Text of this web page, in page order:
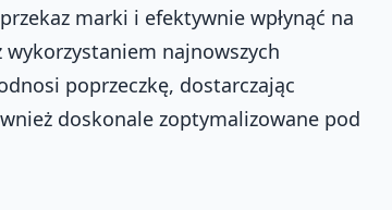
marki i efektywnie wpłynąć na
najnowszych
poprzeczkę, dostarczając
doskonale zoptymalizowane pod